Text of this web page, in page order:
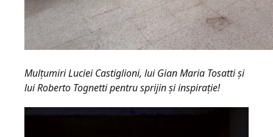
Mulţumiri Luciei Castiglioni, lui Gian Maria Tosatti şi
lui Roberto Tognetti pentru sprijin şi inspiraţie!